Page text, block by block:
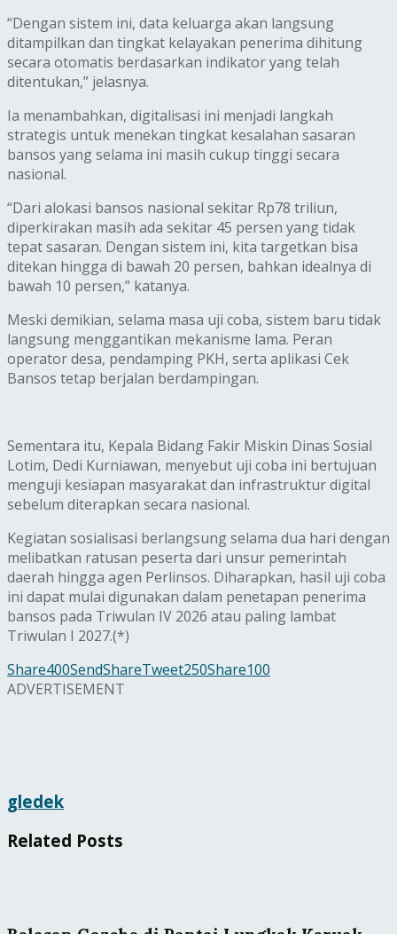
“Dengan sistem ini, data keluarga akan langsung
ditampilkan dan tingkat kelayakan penerima dihitung
secara otomatis berdasarkan indikator yang telah
ditentukan,” jelasnya.
Ia menambahkan, digitalisasi ini menjadi langkah
strategis untuk menekan tingkat kesalahan sasaran
bansos yang selama ini masih cukup tinggi secara
nasional.
“Dari alokasi bansos nasional sekitar Rp78 triliun,
diperkirakan masih ada sekitar 45 persen yang tidak
tepat sasaran. Dengan sistem ini, kita targetkan bisa
ditekan hingga di bawah 20 persen, bahkan idealnya di
bawah 10 persen,” katanya.
Meski demikian, selama masa uji coba, sistem baru tidak
langsung menggantikan mekanisme lama. Peran
operator desa, pendamping PKH, serta aplikasi Cek
Bansos tetap berjalan berdampingan.
Sementara itu, Kepala Bidang Fakir Miskin Dinas Sosial
Lotim, Dedi Kurniawan, menyebut uji coba ini bertujuan
menguji kesiapan masyarakat dan infrastruktur digital
sebelum diterapkan secara nasional.
Kegiatan sosialisasi berlangsung selama dua hari dengan
melibatkan ratusan peserta dari unsur pemerintah
daerah hingga agen Perlinsos. Diharapkan, hasil uji coba
ini dapat mulai digunakan dalam penetapan penerima
bansos pada Triwulan IV 2026 atau paling lambat
Triwulan I 2027.(*)
Share400SendShareTweet250Share100
ADVERTISEMENT
gledek
Related Posts